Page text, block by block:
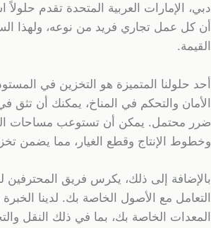
دبي، الإمارات العربية المتحدة تقدم
أن كل عمل تجاري فريد من نوعه، ولهذا
القيمة.
أحد حلولنا المتميزة هو التخزين في
الأمان والتحكم في المناخ، يمكنك أن
ضرر محتمل. يمكن أن تستوعب مساحات
وخطوط الإنتاج وقطع الغيار، مما يضمن
بالإضافة إلى ذلك، يكرس فريق المحترفين
التعامل مع الأصول الخاصة بك. لدينا
المعدات الخاصة بك، بما في ذلك النقل